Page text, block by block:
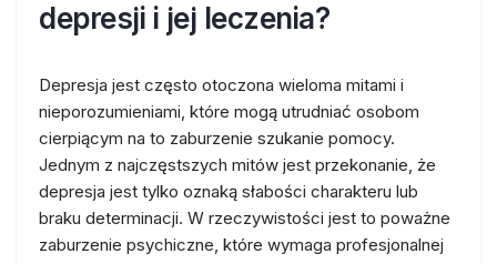
depresji i jej leczenia?
Depresja jest często otoczona wieloma mitami i
nieporozumieniami, które mogą utrudniać osobom
cierpiącym na to zaburzenie szukanie pomocy.
Jednym z najczęstszych mitów jest przekonanie, że
depresja jest tylko oznaką słabości charakteru lub
braku determinacji. W rzeczywistości jest to poważne
zaburzenie psychiczne, które wymaga profesjonalnej